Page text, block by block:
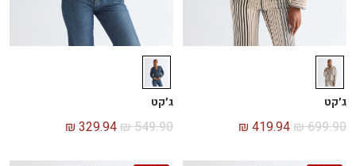
ג׳קט
₪699.90
₪ 419.94
ג׳קט
₪549.90
₪ 329.94